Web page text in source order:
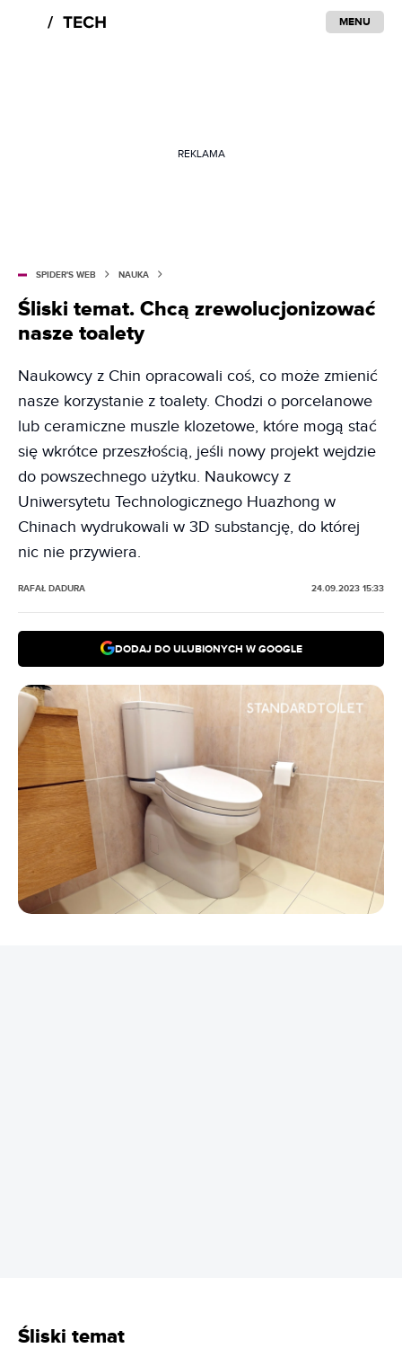
MENU
REKLAMA
SPIDER'S WEB NAUKA
Śliski temat. Chcą zrewolucjonizować
nasze toalety
Naukowcy z Chin opracowali coś, co może zmienić
nasze korzystanie z toalety. Chodzi o porcelanowe
lub ceramiczne muszle klozetowe, które mogą stać
się wkrótce przeszłością, jeśli nowy projekt wejdzie
do powszechnego użytku. Naukowcy z
Uniwersytetu Technologicznego Huazhong w
Chinach wydrukowali w 3D substancję, do której
nic nie przywiera.
RAFAŁ DADURA 24.09.2023 15:33
DODAJ DO ULUBIONYCH W GOOGLE
Śliski temat